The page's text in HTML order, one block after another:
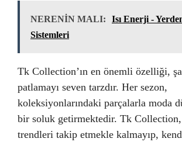
NERENİN MALI:
Isı Enerji -
Sistemleri
Tk Collection’ın en önemli özelliği,
patlamayı seven tarzdır. Her sezon,
koleksiyonlarındaki parçalarla moda
bir soluk getirmektedir. Tk Collection,
trendleri takip etmekle kalmayıp,